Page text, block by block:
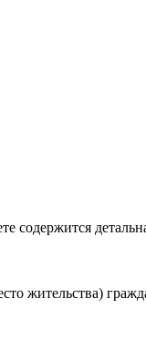
содержится
жительства)